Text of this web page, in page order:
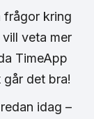
frågor kring
veta mer
TimeApp
det bra!
idag –